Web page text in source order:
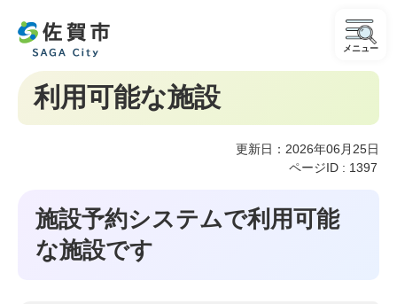
メニュー
利用可能な施設
更新日：2026年06月25日
ページID : 1397
施設予約システムで利用可能
な施設です